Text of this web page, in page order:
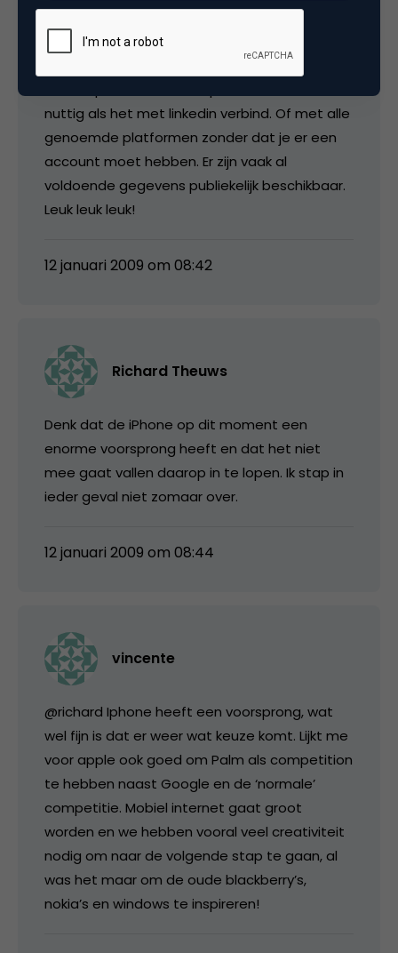
samengevoegd vooral met de fotos. Ben je
vergeten hoe iemand eruit ziet en heb je zo
nuttig als het met linkedin verbind. Of met alle
genoemde platformen zonder dat je er een
account moet hebben. Er zijn vaak al
voldoende gegevens publiekelijk beschikbaar.
Leuk leuk leuk!
12 januari 2009 om 08:42
Richard Theuws
Denk dat de iPhone op dit moment een
enorme voorsprong heeft en dat het niet
mee gaat vallen daarop in te lopen. Ik stap in
ieder geval niet zomaar over.
12 januari 2009 om 08:44
vincente
@richard Iphone heeft een voorsprong, wat
wel fijn is dat er weer wat keuze komt. Lijkt me
voor apple ook goed om Palm als competition
te hebben naast Google en de ‘normale’
competitie. Mobiel internet gaat groot
worden en we hebben vooral veel creativiteit
nodig om naar de volgende stap te gaan, al
was het maar om de oude blackberry’s,
nokia’s en windows te inspireren!